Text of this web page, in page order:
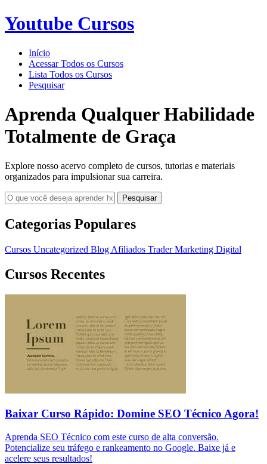
Youtube Cursos
Início
Acessar Todos os Cursos
Lista Todos os Cursos
Pesquisar
Aprenda Qualquer Habilidade
Totalmente de Graça
Explore nosso acervo completo de cursos, tutorias e materiais
organizados para impulsionar sua carreira.
Pesquisar
Categorias Populares
Cursos Uncategorized Blog Afiliados TraderMarketing Digital
Cursos Recentes
Baixar Curso Rápido: Domine SEO Técnico Agora!
Aprenda SEO Técnico com este curso de alta conversão.
Potencialize seu tráfego e rankeamento no Google. Baixe já e
acelere seus resultados!